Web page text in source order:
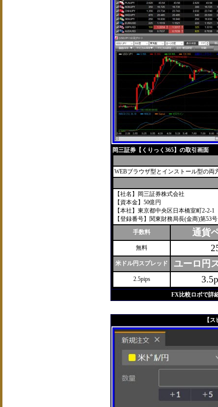
岡三証券【くりっく365】の取引画面
WEBブラウザ型とインストール型の両
【社名】岡三証券株式会社
【資本金】50億円
【本社】東京都中央区日本橋室町2-2-1
【登録番号】関東財務局長(金商)第53号
手数料
通貨
無料
米ドル円スプレッド ユーロ円
2.5pips
FX比較ロボで詳
【